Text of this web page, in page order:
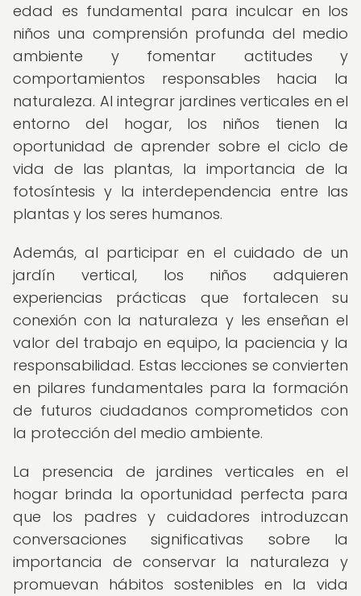
edad es fundamental para inculcar en los
niños una comprensión profunda del medio
ambiente y fomentar actitudes y
comportamientos responsables hacia la
naturaleza. Al integrar jardines verticales en el
entorno del hogar, los niños tienen la
oportunidad de aprender sobre el ciclo de
vida de las plantas, la importancia de la
fotosíntesis y la interdependencia entre las
plantas y los seres humanos.
Además, al participar en el cuidado de un
jardín vertical, los niños adquieren
experiencias prácticas que fortalecen su
conexión con la naturaleza y les enseñan el
valor del trabajo en equipo, la paciencia y la
responsabilidad. Estas lecciones se convierten
en pilares fundamentales para la formación
de futuros ciudadanos comprometidos con
la protección del medio ambiente.
La presencia de jardines verticales en el
hogar brinda la oportunidad perfecta para
que los padres y cuidadores introduzcan
conversaciones significativas sobre la
importancia de conservar la naturaleza y
promuevan hábitos sostenibles en la vida